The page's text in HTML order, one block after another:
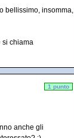
bellissimo, insomma,
si chiama
1 punto
anche gli